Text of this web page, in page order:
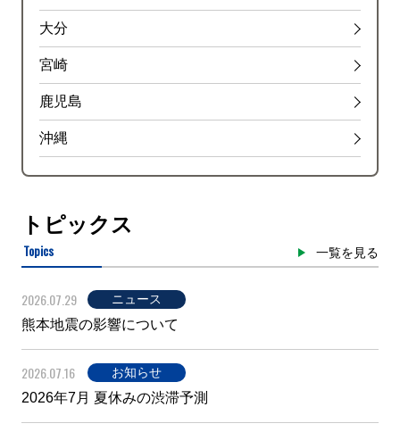
大分
宮崎
鹿児島
沖縄
トピックス
Topics 一覧を見る
2026.07.29 ニュース
熊本地震の影響について
2026.07.16 お知らせ
2026年7月 夏休みの渋滞予測